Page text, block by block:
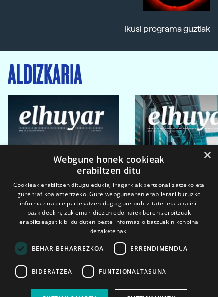
Ikusi programa guztiak
ALDIZKARIA
2026ko eka. 1a 2026ko mar. 1a
×
Webgune honek cookieak
erabiltzen ditu
Cookieak erabiltzen ditugu edukia, iragarkiak pertsonalizatzeko eta
gure trafikoa aztertzeko. Gure webgunearen erabilerari buruzko
informazioa ere partekatzen dugu gure publizitate- eta analisi-
bazkideekin, zuk eman diezun edo haiek beren zerbitzuak
erabiltzeagatik bildu duten beste informazio batzuekin konbina
dezaketenak.
BEHAR-BEHARREZKOA ERRENDIMENDUA
BIDERATZEA FUNTZIONALTASUNA